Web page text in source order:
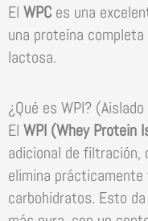
El WPC es una
una proteína
lactosa.
¿Qué es WPI?
El WPI (Whey Protein
adicional de filtración,
elimina
carbohidratos. Esto